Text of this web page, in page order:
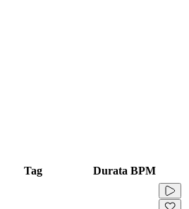
Tag Durata BPM